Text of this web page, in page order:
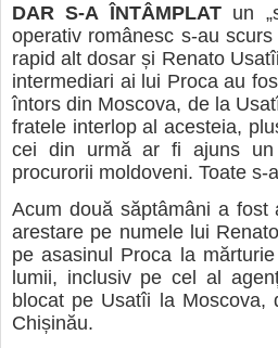
DAR S-A ÎNTÂMPLATun
operativ românesc s-au
rapid alt dosar și Renato
intermediari ai lui Proca au
întors din Moscova, de la
fratele interlop al acesteia,
cei din urmă ar fi ajuns un
procurorii moldoveni. Toate
Acum două săptâmâni a
arestare pe numele lui
pe asasinul Proca la
lumii, inclusiv pe cel al
blocat pe Usatîi la Moscova,
Chișinău.